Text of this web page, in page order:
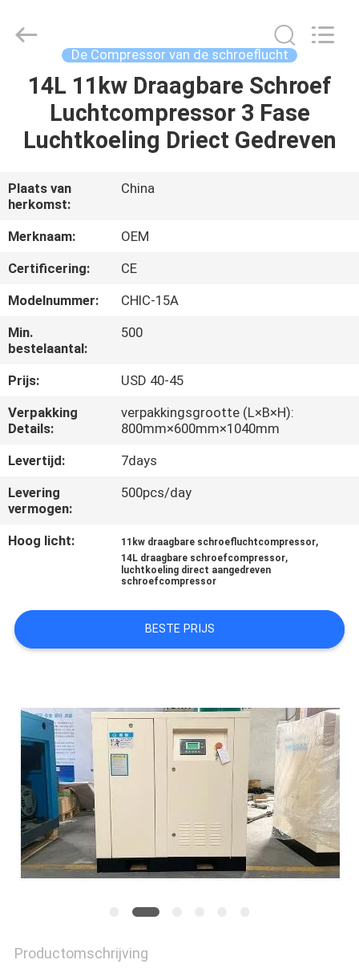
HUIS
PRODUCTEN
OVER
ONS
FABRIEKSTOCHT
NEEM
CONTACT
MET
ONS
VRAAG
EEN
SITEMAP
PRIVACY
POLICY
Ltd..
De Compressor van de schroeflucht
14L 11kw Draagbare Schroef
Luchtcompressor 3 Fase
Luchtkoeling Driect Gedreven
Plaats van
herkomst:
China
Merknaam:
OEM
Certificering:
CE
Modelnummer:
CHIC-15A
Min.
bestelaantal:
500
Prijs:
USD 40-45
Verpakking
Details:
verpakkingsgrootte (L×B×H):
800mm×600mm×1040mm
Levertijd:
7days
Levering
vermogen:
500pcs/day
Hoog licht: 11kw draagbare schroefluchtcompressor,
14L draagbare schroefcompressor,
luchtkoeling direct aangedreven
schroefcompressor
BESTE PRIJS
Productomschrijving